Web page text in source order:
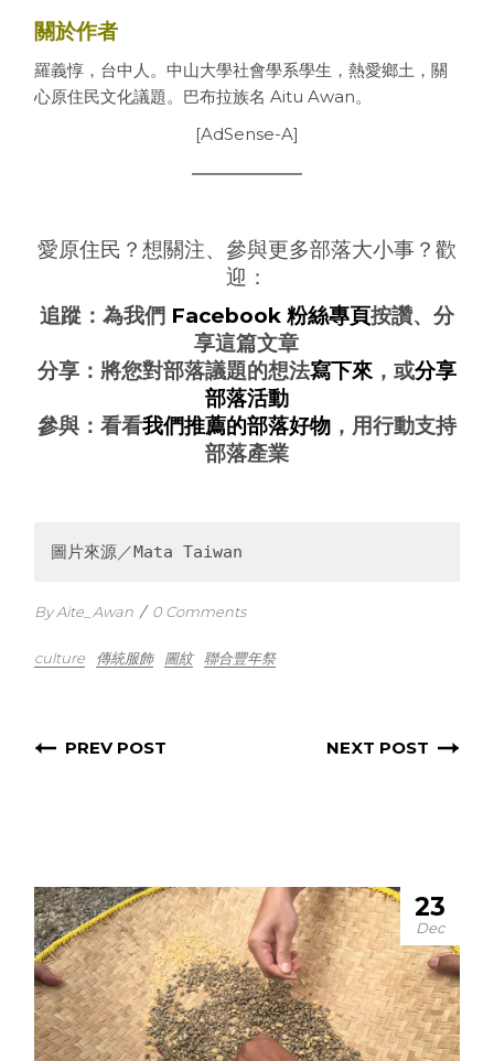
關於作者
羅義惇，台中人。中山大學社會學系學生，熱愛鄉土，關
心原住民文化議題。巴布拉族名 Aitu Awan。
[AdSense-A]
愛原住民？想關注、參與更多部落大小事？歡
迎：
追蹤：為我們 Facebook 粉絲專頁按讚、分
享這篇文章
分享：將您對部落議題的想法寫下來，或分享
部落活動
參與：看看我們推薦的部落好物，用行動支持
部落產業
圖片來源／Mata Taiwan
By Aite_Awan / 0 Comments
culture 傳統服飾 圖紋 聯合豐年祭
PREV POST NEXT POST
23
Dec